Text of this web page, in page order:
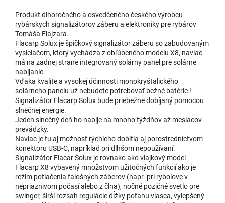
Produkt dlhoročného a osvedčeného českého výrobcu
rybárskych signalizátorov záberu a elektroniky pre rybárov
Tomáša Flajzara.
Flacarp Solux je špičkový signalizátor záberu so zabudovaným
vysielačom, ktorý vychádza z obľúbeného modelu X8, naviac
má na zadnej strane integrovaný solárny panel pre solárne
nabíjanie.
Vďaka kvalite a vysokej účinnosti monokryštalického
solárneho panelu už nebudete potrebovať bežné batérie !
Signalizátor Flacarp Solux bude priebežne dobíjaný pomocou
slnečnej energie.
Jeden slnečný deň ho nabije na mnoho týždňov až mesiacov
prevádzky.
Naviac je tu aj možnosť rýchleho dobitia aj porostredníctvom
konektoru USB-C, napríklad pri dlhšom nepoužívaní.
Signalizátor Flacar Solux je rovnako ako vlajkový model
Flacarp X8 vybavený množstvom užitočných funkcií ako je
režim potlačenia falošných záberov (napr. pri rybolove v
nepriaznivom počasí alebo z člna), nočné pozičné svetlo pre
swinger, širší rozsah regulácie dĺžky poťahu vlasca, vylepšený